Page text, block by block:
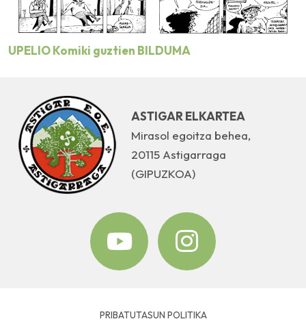
UPELIO Komiki guztien BILDUMA
ASTIGAR ELKARTEA
Mirasol egoitza behea,
20115 Astigarraga
(GIPUZKOA)
PRIBATUTASUN POLITIKA